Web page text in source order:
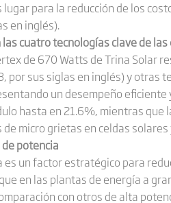
para la reducción de los
en inglés).
cuatro tecnologías clave de las
de 670 Watts de Trina Solar
por sus siglas en inglés) y otras
un desempeño
hasta en 21.6%, mientras
micro grietas en celdas
potencia
un factor estratégico para
en las plantas de energía a
con otros de alta